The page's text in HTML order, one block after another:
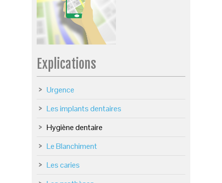
Explications
Urgence
Les implants dentaires
Hygiène dentaire
Le Blanchiment
Les caries